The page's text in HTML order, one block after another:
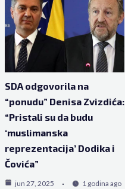
SDA odgovorila na
“ponudu” Denisa Zvizdića:
“Pristali su da budu
‘muslimanska
reprezentacija’ Dodika i
Čovića”
jun 27, 2025 1 godina ago